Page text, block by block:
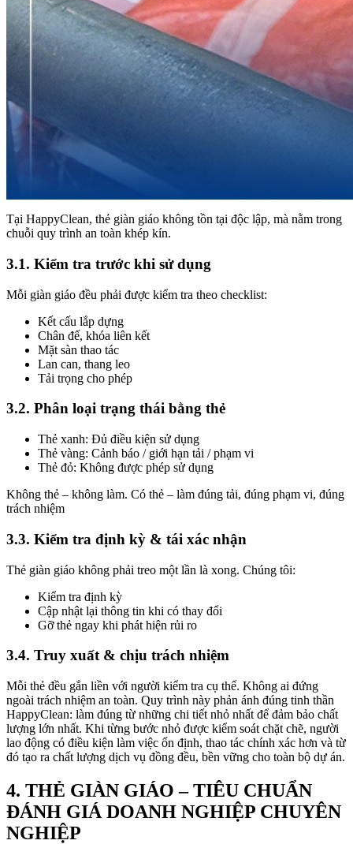
Tại HappyClean, thẻ giàn giáo không tồn tại độc lập, mà nằm trong
chuỗi quy trình an toàn khép kín.
3.1. Kiểm tra trước khi sử dụng
Mỗi giàn giáo đều phải được kiểm tra theo checklist:
Kết cấu lắp dựng
Chân đế, khóa liên kết
Mặt sàn thao tác
Lan can, thang leo
Tải trọng cho phép
3.2. Phân loại trạng thái bằng thẻ
Thẻ xanh: Đủ điều kiện sử dụng
Thẻ vàng: Cảnh báo / giới hạn tải / phạm vi
Thẻ đỏ: Không được phép sử dụng
Không thẻ – không làm. Có thẻ – làm đúng tải, đúng phạm vi, đúng
trách nhiệm
3.3. Kiểm tra định kỳ & tái xác nhận
Thẻ giàn giáo không phải treo một lần là xong. Chúng tôi:
Kiểm tra định kỳ
Cập nhật lại thông tin khi có thay đổi
Gỡ thẻ ngay khi phát hiện rủi ro
3.4. Truy xuất & chịu trách nhiệm
Mỗi thẻ đều gắn liền với người kiểm tra cụ thể. Không ai đứng
ngoài trách nhiệm an toàn. Quy trình này phản ánh đúng tinh thần
HappyClean: làm đúng từ những chi tiết nhỏ nhất để đảm bảo chất
lượng lớn nhất. Khi từng bước nhỏ được kiểm soát chặt chẽ, người
lao động có điều kiện làm việc ổn định, thao tác chính xác hơn và từ
đó tạo ra chất lượng dịch vụ đồng đều, bền vững cho toàn bộ dự án.
4. THẺ GIÀN GIÁO – TIÊU CHUẨN
ĐÁNH GIÁ DOANH NGHIỆP CHUYÊN
NGHIỆP